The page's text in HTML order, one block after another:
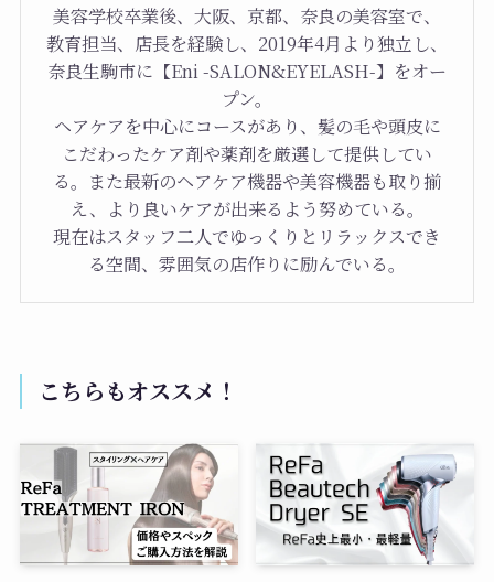
美容学校卒業後、大阪、京都、奈良の美容室で、
教育担当、店長を経験し、2019年4月より独立し、
奈良生駒市に【Eni -SALON&EYELASH-】をオー
プン。
ヘアケアを中心にコースがあり、髪の毛や頭皮に
こだわったケア剤や薬剤を厳選して提供してい
る。また最新のヘアケア機器や美容機器も取り揃
え、より良いケアが出来るよう努めている。
現在はスタッフ二人でゆっくりとリラックスでき
る空間、雰囲気の店作りに励んでいる。
こちらもオススメ！